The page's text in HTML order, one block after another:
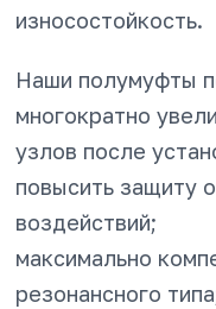
износостойкость.
Наши полумуфты
многократно
узлов после
повысить защиту
воздействий;
максимально
резонансного